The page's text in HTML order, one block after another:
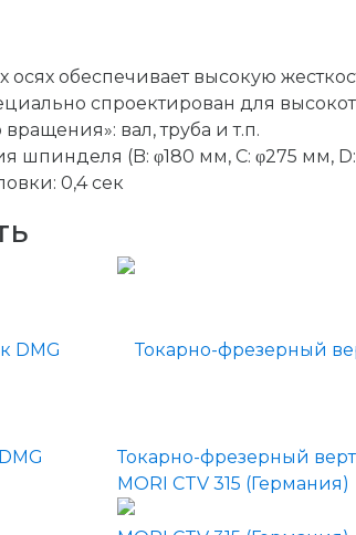
обеспечивает высокую
спроектирован для
вал, труба и т.п.
шпинделя (B: φ180 мм, C: φ275 мм,
0,4 сек
Токарно-фрезерный
MORI CTV 315 (Германия)